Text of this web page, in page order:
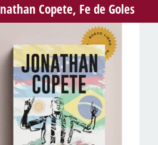
Copete, Fe de Goles